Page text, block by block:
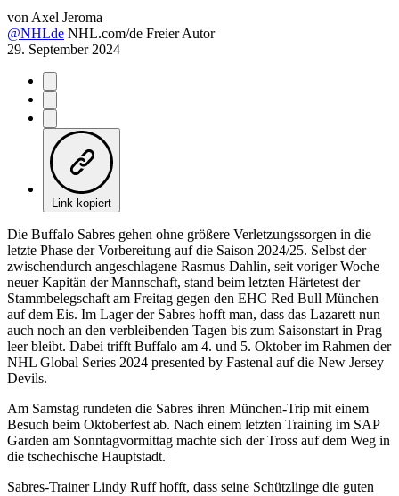
von Axel Jeroma
@NHLde NHL.com/de Freier Autor
29. September 2024
Link kopiert
Die Buffalo Sabres gehen ohne größere Verletzungssorgen in die
letzte Phase der Vorbereitung auf die Saison 2024/25. Selbst der
zwischendurch angeschlagene Rasmus Dahlin, seit voriger Woche
neuer Kapitän der Mannschaft, stand beim letzten Härtetest der
Stammbelegschaft am Freitag gegen den EHC Red Bull München
auf dem Eis. Im Lager der Sabres hofft man, dass das Lazarett nun
auch noch an den verbleibenden Tagen bis zum Saisonstart in Prag
leer bleibt. Dabei trifft Buffalo am 4. und 5. Oktober im Rahmen der
NHL Global Series 2024 presented by Fastenal auf die New Jersey
Devils.
Am Samstag rundeten die Sabres ihren München-Trip mit einem
Besuch beim Oktoberfest ab. Nach einem letzten Training im SAP
Garden am Sonntagvormittag machte sich der Tross auf dem Weg in
die tschechische Hauptstadt.
Sabres-Trainer Lindy Ruff hofft, dass seine Schützlinge die guten